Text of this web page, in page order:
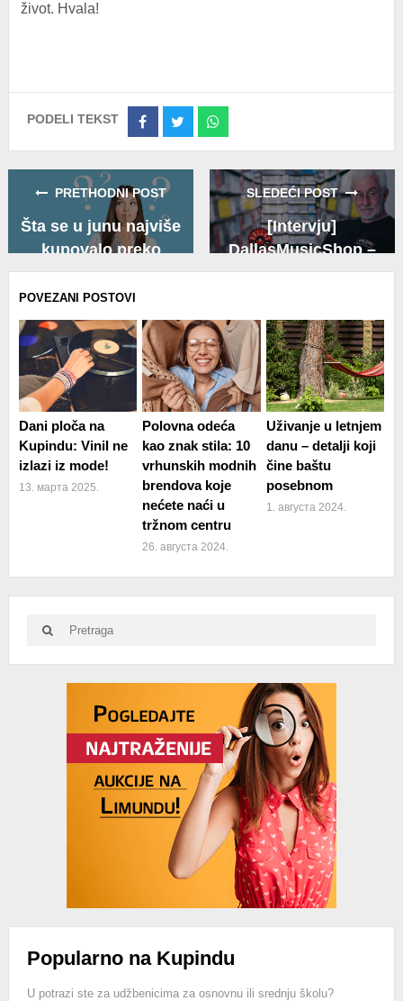
život. Hvala!
PODELI TEKST
Share
Facebook
Share
Twitter
Share
Whatsapp
PRETHODNI POST
Šta se u junu najviše
kupovalo preko
interneta?
SLEDEĆI POST
[Intervju]
DallasMusicShop –
preporuke za slušanje
POVEZANI POSTOVI
Dani ploča na
Kupindu: Vinil ne
izlazi iz mode!
13. марта 2025.
Polovna odeća
kao znak stila: 10
vrhunskih modnih
brendova koje
nećete naći u
tržnom centru
26. августа 2024.
Uživanje u letnjem
danu – detalji koji
čine baštu
posebnom
1. августа 2024.
for:
Search
Popularno na Kupindu
U potrazi ste za udžbenicima za osnovnu ili srednju školu?